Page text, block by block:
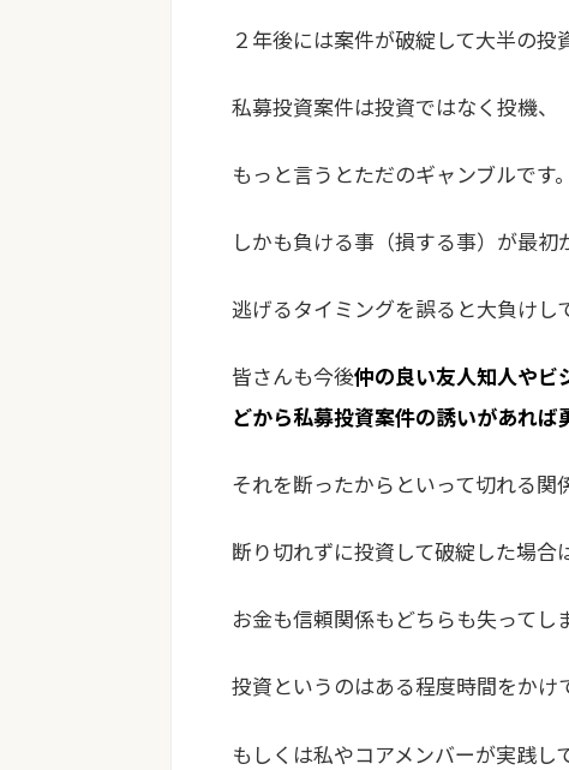
２年後には案件が破綻して大半の投
私募投資案件は投資ではなく投機、
もっと言うとただのギャンブルです。
しかも負ける事（損する事）が最初
逃げるタイミングを誤ると大負けし
皆さんも今後仲の良い友人知人やビ
どから私募投資案件の誘いがあれば
それを断ったからといって切れる関
断り切れずに投資して破綻した場合
お金も信頼関係もどちらも失ってし
投資というのはある程度時間をかけ
もしくは私やコアメンバーが実践し